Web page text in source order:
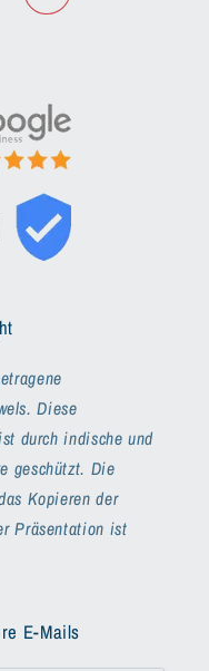
Diese
durch indische und
geschützt. Die
Kopieren der
Präsentation ist
E-Mails